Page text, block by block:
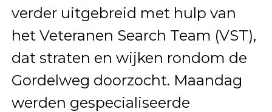
verder uitgebreid met hulp van
het Veteranen Search Team (VST),
dat straten en wijken rondom de
Gordelweg doorzocht. Maandag
werden gespecialiseerde